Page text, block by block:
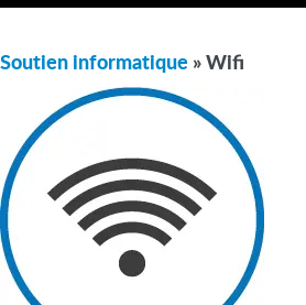
Soutien informatique » Wifi